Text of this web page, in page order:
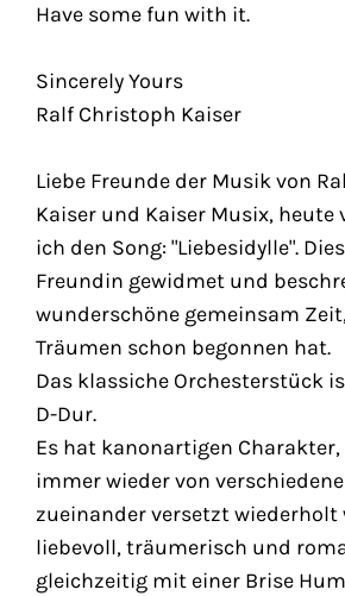
Have some fun with it.
Sincerely Yours
Ralf Christoph Kaiser
Liebe Freunde der Musik von
Kaiser und Kaiser Musix,
ich den Song: "Liebesidylle".
Freundin gewidmet und
wunderschöne gemeinsam
Träumen schon begonnen hat.
Das klassiche Orchesterstück
D-Dur.
Es hat kanonartigen
immer wieder von
zueinander versetzt wiederholt
liebevoll, träumerisch und
gleichzeitig mit einer Brise